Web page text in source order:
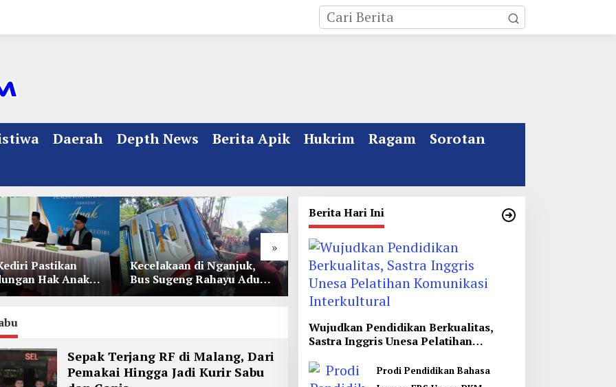
Daerah Depth News Berita Apik Hukrim Ragam
Sorotan
»
Pastikan
Hak Anak
Kecelakaan di Nganjuk,
Bus Sugeng Rahayu Adu
Banteng Dengan Dump
Kebakaran Rumah Mewah
di Jombang, ART Tewas
Diduga Menghirup Asap
Kata Gus Ipul Jelang
Muktamar ke 35 NU
Jombang: Panitia Gupuh,
Sepak Terjang RF di Malang, Dari
Pemakai Hingga Jadi Kurir Sabu
Berita Hari Ini
Wujudkan Pendidikan Berkualitas,
Sastra Inggris Unesa Pelatihan
Prodi Pendidikan Bahasa